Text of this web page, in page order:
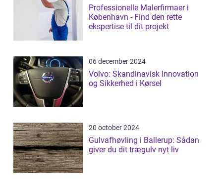
Professionelle Malerfirmaer i
København - Find den rette
ekspertise til dit projekt
06 december 2024
Volvo: Skandinavisk Innovation
og Sikkerhed i Kørsel
20 october 2024
Gulvafhøvling i Ballerup: Sådan
giver du dit trægulv nyt liv